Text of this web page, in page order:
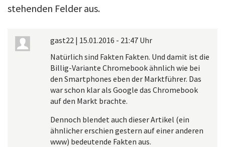
stehenden Felder aus.
gast22 | 15.01.2016 - 21:47 Uhr
Natürlich sind Fakten Fakten. Und damit ist die
Billig-Variante Chromebook ähnlich wie bei
den Smartphones eben der Marktführer. Das
war schon klar als Google das Chromebook
auf den Markt brachte.
Dennoch blendet auch dieser Artikel (ein
ähnlicher erschien gestern auf einer anderen
www) bedeutende Fakten aus.